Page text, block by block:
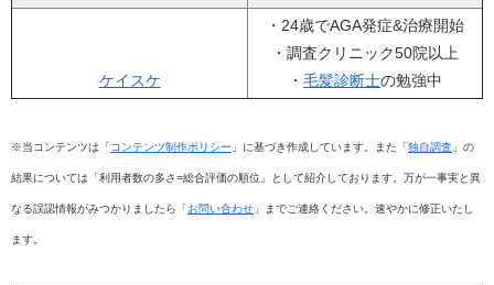
ケイスケ
・24歳でAGA発症&治療開始
・調査クリニック50院以上
・ 毛髪診断士の勉強中
※当コンテンツは「コンテンツ制作ポリシー 」に基づき作成しています。また「独自調査 」の
結果については「利用者数の多さ=総合評価の順位」として紹介しております。万が一事実と異
なる誤認情報がみつかりましたら「お問い合わせ 」までご連絡ください。速やかに修正いたし
ます。